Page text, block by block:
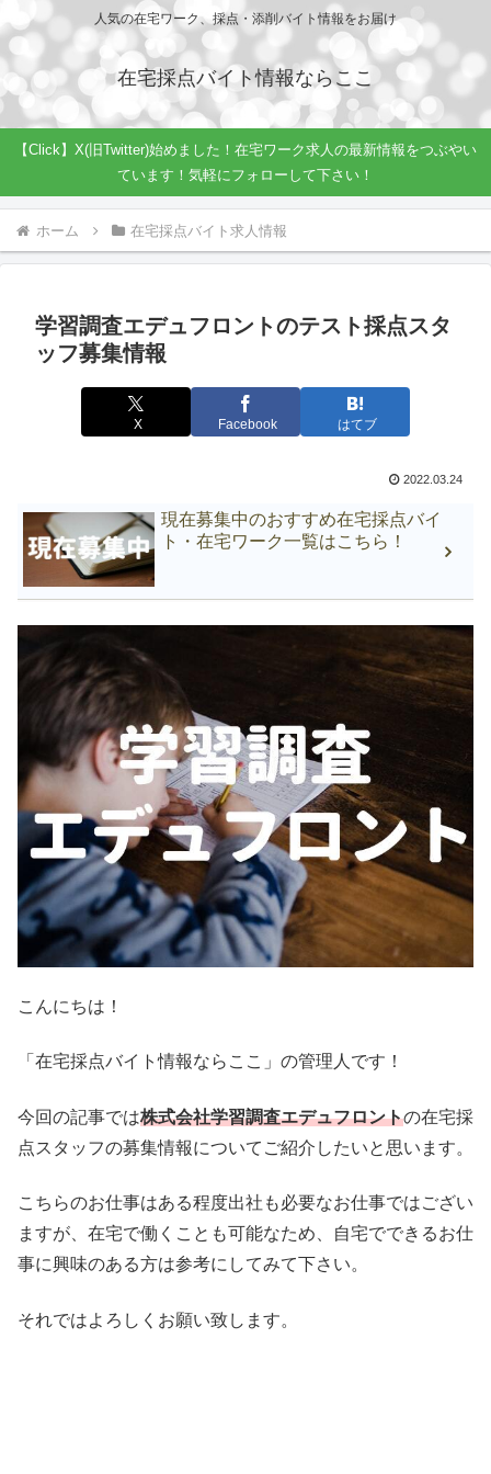
人気の在宅ワーク、採点・添削バイト情報をお届け
在宅採点バイト情報ならここ
【Click】X(旧Twitter)始めました！在宅ワーク求人の最新情報をつぶやい
ています！気軽にフォローして下さい！
ホーム 在宅採点バイト求人情報
学習調査エデュフロントのテスト採点スタ
ッフ募集情報
X Facebook はてブ
2022.03.24
現在募集中のおすすめ在宅採点バイ
ト・在宅ワーク一覧はこちら！
こんにちは！
「在宅採点バイト情報ならここ」の管理人です！
今回の記事では株式会社学習調査エデュフロントの在宅採
点スタッフの募集情報についてご紹介したいと思います。
こちらのお仕事はある程度出社も必要なお仕事ではござい
ますが、在宅で働くことも可能なため、自宅でできるお仕
事に興味のある方は参考にしてみて下さい。
それではよろしくお願い致します。